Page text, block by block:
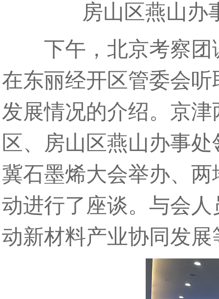
房山区燕山办事
下午，北京考察团
在东丽经开区管委会
发展情况的介绍。京
区、房山区燕山办事
冀石墨烯大会举办、
动进行了座谈。与会
动新材料产业协同发